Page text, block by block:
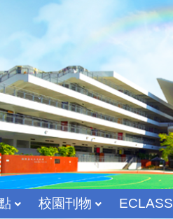
校園刊物 ECLASS